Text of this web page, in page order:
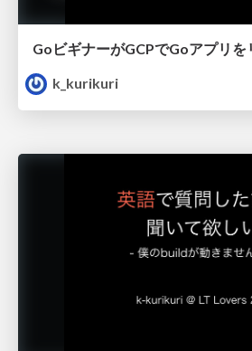
GoビギナーがGCPでGoアプリ
k_kurikuri